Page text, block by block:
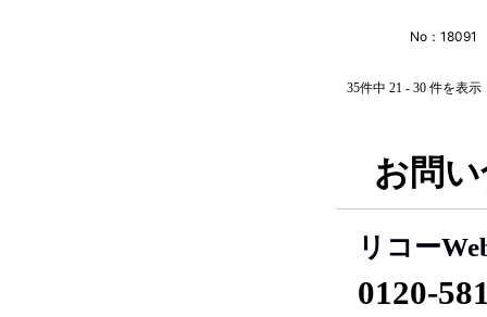
No：18091
35件中 21 - 30 件を表示
お問
リコー
0120-